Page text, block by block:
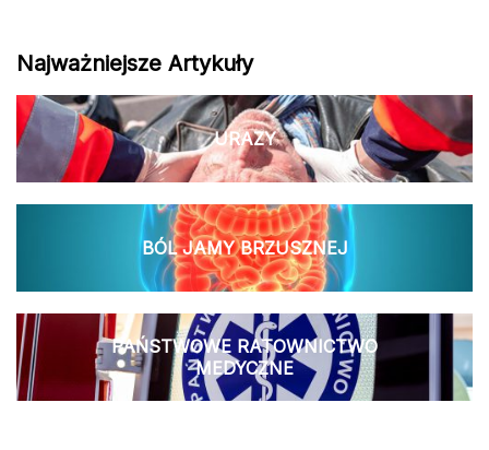
Najważniejsze Artykuły
URAZY
BÓL JAMY BRZUSZNEJ
PAŃSTWOWE RATOWNICTWO
MEDYCZNE